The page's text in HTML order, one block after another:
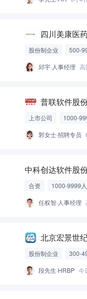
四川美康医
股份制企业 500-
邱宇·人事经理 高
普联软件股
上市公司
1000-
郭女士·招聘专员
中科创达软件股
合资
1000-9999人
任权智·人事经理
北京宏景世
股份制企业 300-
段先生·HRBP 今